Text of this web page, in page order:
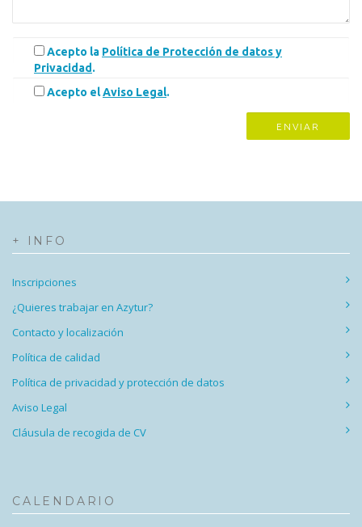
Acepto la Política de Protección de datos y
Privacidad .
Acepto elAviso Legal.
+ INFO
Inscripciones
¿Quieres trabajar en Azytur?
Contacto y localización
Política de calidad
Política de privacidad y protección de datos
Aviso Legal
Cláusula de recogida de CV
CALENDARIO